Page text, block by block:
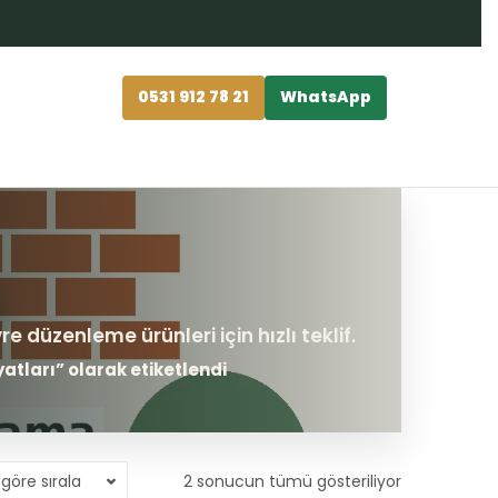
0531 912 78 21 WhatsApp
olarak etiketlendi
2 sonucun tümü gösteriliyor
sırala